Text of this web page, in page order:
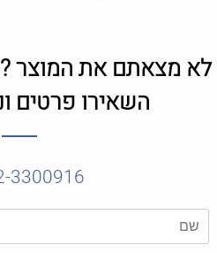
לא מצאתם את המוצר ?
השאירו פרטים
3300916